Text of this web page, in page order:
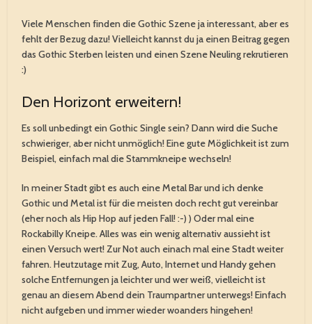
Viele Menschen finden die Gothic Szene ja interessant, aber es
fehlt der Bezug dazu! Vielleicht kannst du ja einen Beitrag gegen
das Gothic Sterben leisten und einen Szene Neuling rekrutieren
:)
Den Horizont erweitern!
Es soll unbedingt ein Gothic Single sein? Dann wird die Suche
schwieriger, aber nicht unmöglich! Eine gute Möglichkeit ist zum
Beispiel, einfach mal die Stammkneipe wechseln!
In meiner Stadt gibt es auch eine Metal Bar und ich denke
Gothic und Metal ist für die meisten doch recht gut vereinbar
(eher noch als Hip Hop auf jeden Fall! :-) ) Oder mal eine
Rockabilly Kneipe. Alles was ein wenig alternativ aussieht ist
einen Versuch wert! Zur Not auch einach mal eine Stadt weiter
fahren. Heutzutage mit Zug, Auto, Internet und Handy gehen
solche Entfernungen ja leichter und wer weiß, vielleicht ist
genau an diesem Abend dein Traumpartner unterwegs! Einfach
nicht aufgeben und immer wieder woanders hingehen!